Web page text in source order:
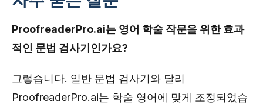
ProofreaderPro.ai는 영어 학술 작문을 위한 효과
적인 문법 검사기인가요?
그렇습니다. 일반 문법 검사기와 달리
ProofreaderPro.ai는 학술 영어에 맞게 조정되었습